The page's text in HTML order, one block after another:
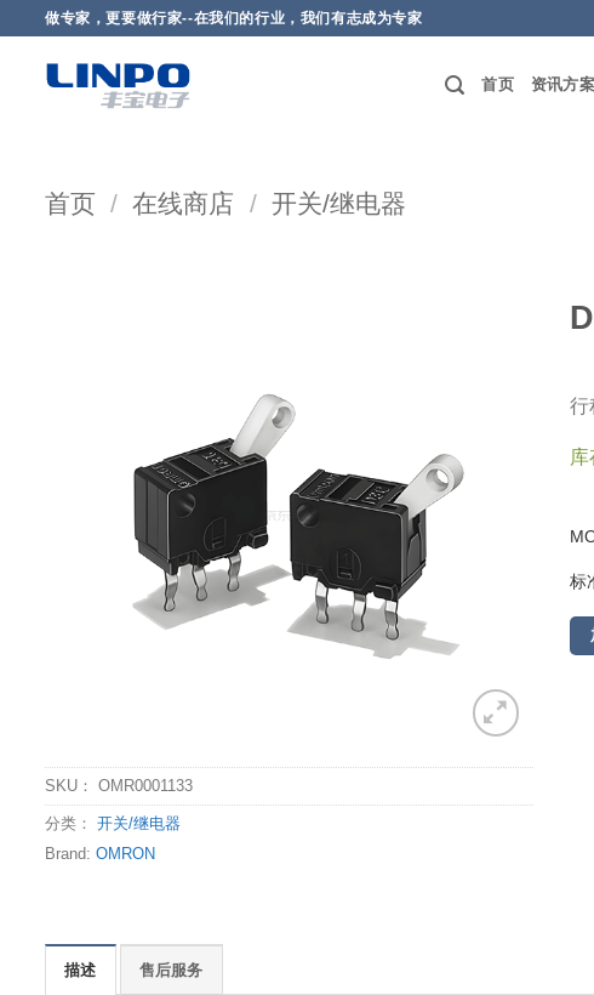
做专家，更要做行家--在我们的行业，我们有志成为专家
首页 资讯方案
首页 / 在线商店 / 开关/继电器
SKU： OMR0001133
分类： 开关/继电器
Brand: OMRON
行
标
描述 售后服务